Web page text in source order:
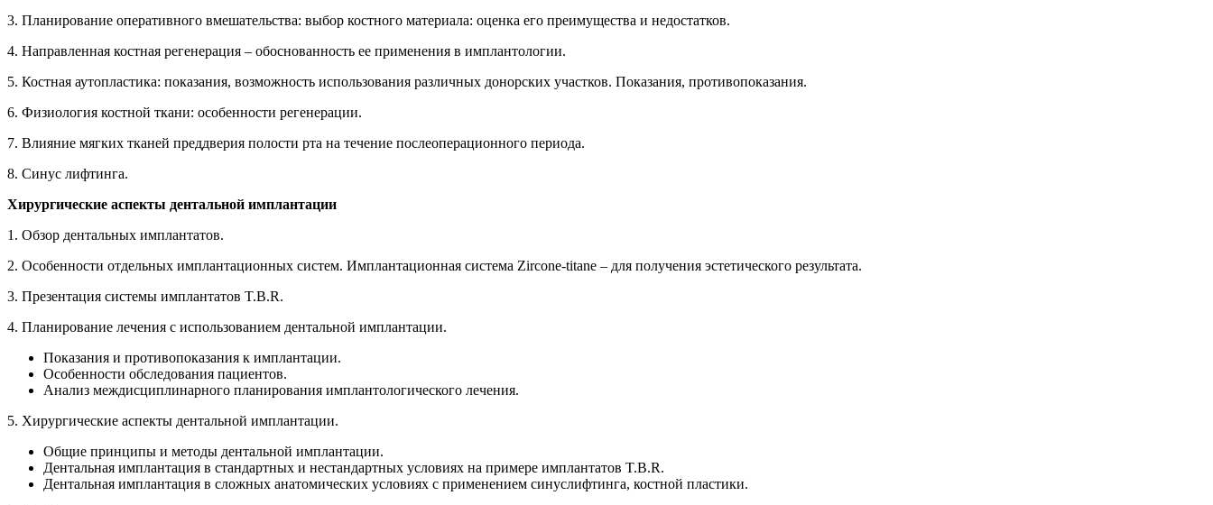
3. Планирование оперативного вмешательства: выбор костного материала: оценка его преимущества и недостатков.
4. Направленная костная регенерация – обоснованность ее применения в имплантологии.
5. Костная аутопластика: показания, возможность использования различных донорских участков. Показания, противопоказания.
6. Физиология костной ткани: особенности регенерации.
7. Влияние мягких тканей преддверия полости рта на течение послеоперационного периода.
8. Синус лифтинга.
Хирургические аспекты дентальной имплантации
1. Обзор дентальных имплантатов.
2. Особенности отдельных имплантационных систем. Имплантационная система Zircone-titane – для получения эстетического результата.
3. Презентация системы имплантатов T.B.R.
4. Планирование лечения с использованием дентальной имплантации.
Показания и противопоказания к имплантации.
Особенности обследования пациентов.
Анализ междисциплинарного планирования имплантологического лечения.
5. Хирургические аспекты дентальной имплантации.
Общие принципы и методы дентальной имплантации.
Дентальная имплантация в стандартных и нестандартных условиях на примере имплантатов T.B.R.
Дентальная имплантация в сложных анатомических условиях с применением синуслифтинга, костной пластики.